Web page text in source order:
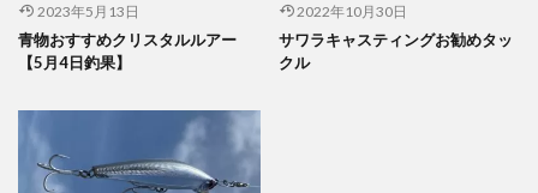
2023年5月13日
青物おすすめクリスタルルアー
【5月4日釣果】
2022年10月30日
サワラキャスティングお勧めタッ
クル